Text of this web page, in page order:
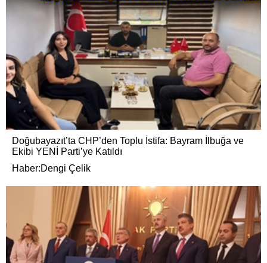
Doğubayazıt’ta CHP’den Toplu İstifa: Bayram İlbuğa ve
Ekibi YENİ Parti’ye Katıldı
Haber:Dengi Çelik